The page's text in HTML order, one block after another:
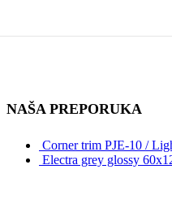
NAŠA PREPORUKA
Corner trim PJE-10 /
Electra grey glossy